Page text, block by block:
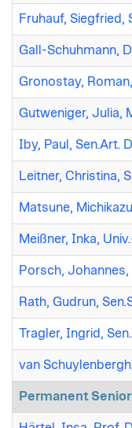
Fruhauf, Siegfried,
Gall-Schuhmann,
Gronostay,
Gutweniger, Julia,
Iby, Paul, Sen.Art.
Leitner, Christina,
Matsune, Michikazu
Meißner, Inka,
Porsch, Johannes,
Rath, Gudrun,
Tragler, Ingrid,
van
Permanent